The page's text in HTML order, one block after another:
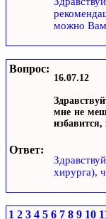
можно Вам
Вопрос:
16.07.12
мне не
Ответ:
хирурга),
1 2 3 4 5 6 7 8 9 10